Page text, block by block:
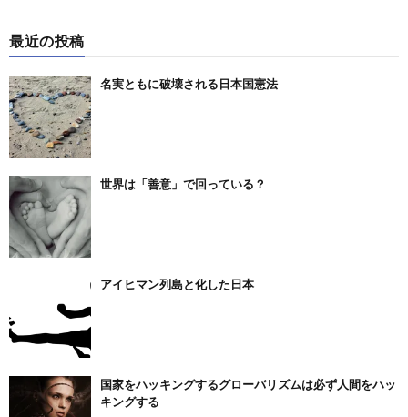
最近の投稿
名実ともに破壊される日本国憲法
世界は「善意」で回っている？
アイヒマン列島と化した日本
国家をハッキングするグローバリズムは必ず人間をハッ
キングする